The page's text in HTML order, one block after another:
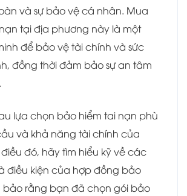
và sự bảo vệ cá nhân. Mua
tại địa phương này là một
để bảo vệ tài chính và sức
đồng thời đảm bảo sự an tâm
lựa chọn bảo hiểm tai nạn phù
và khả năng tài chính của
đó, hãy tìm hiểu kỹ về các
điều kiện của hợp đồng bảo
bảo rằng bạn đã chọn gói bảo